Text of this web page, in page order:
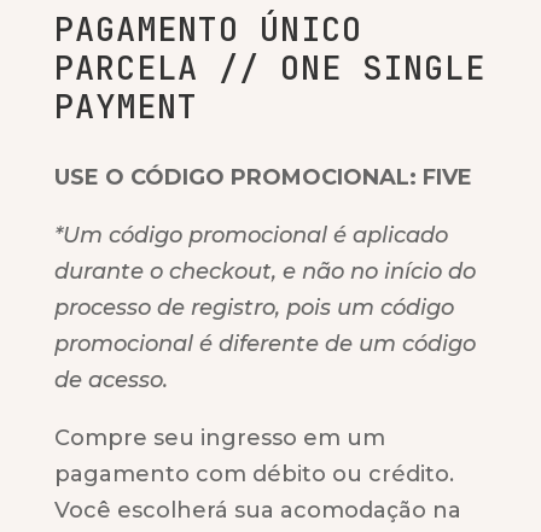
PAGAMENTO ÚNICO
PARCELA // ONE SINGLE
PAYMENT
USE O CÓDIGO PROMOCIONAL: FIVE
*Um código promocional é aplicado
durante o checkout, e não no início do
processo de registro, pois um código
promocional é diferente de um código
de acesso.
Compre seu ingresso em um
pagamento com débito ou crédito.
Você escolherá sua acomodação na